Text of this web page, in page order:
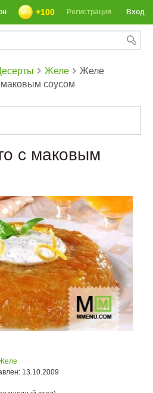
Вход
Регистрация
+100
Желе
Желе
соусом
с маковым
13.10.2009